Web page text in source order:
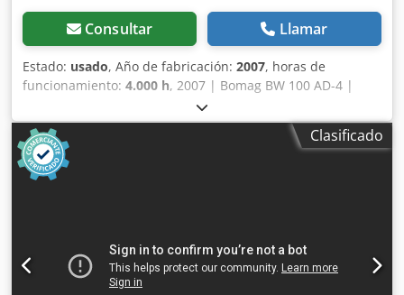
Consultar Llamar
Estado: usado, Año de fabricación: 2007, horas de
funcionamiento: 4.000 h, 2007 | Bomag BW 100 AD-4 |
Rodillo tándem usado | 4000 horas 📍 Ubicación: Francia
🚛 Entrega disponible en su destino: ¡Utilice nuestra
calculadora de envío para estimar los costes de transporte!
💰 Compre ahora por 8500 EUR o haga una oferta. Pago
contra entrega disponible por una tarifa asequible (sujeto
inspector: La máquina está en buen estado. El contador ha
sido reemplazado, por lo que las 200 horas no son reales,
Clasificado